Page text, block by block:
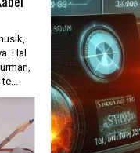
Hal